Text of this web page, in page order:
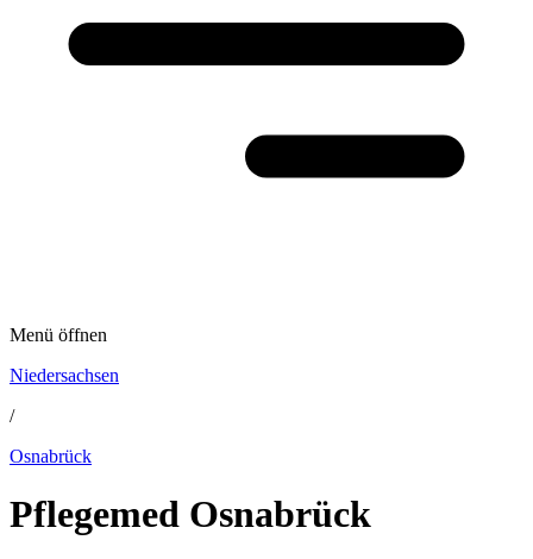
Menü öffnen
Niedersachsen
/
Osnabrück
Pflegemed Osnabrück